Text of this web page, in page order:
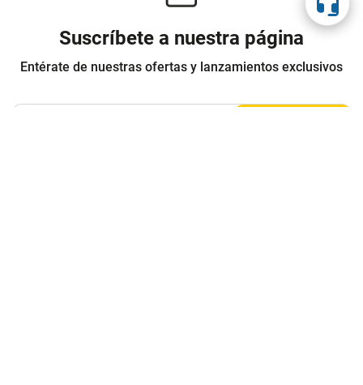
Suscríbete a nuestra página
Entérate de nuestras ofertas y lanzamientos exclusivos